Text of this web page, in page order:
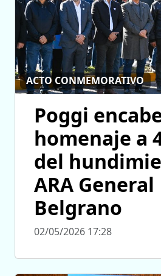
ACTO CONMEMORATIVO
Poggi
homenaje a
del
ARA General
Belgrano
02/05/2026 17:28